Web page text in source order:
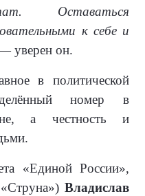
Оставаться
к себе и
уверен он.
в политической
номер в
а честность и
«Единой России»,
Владислав